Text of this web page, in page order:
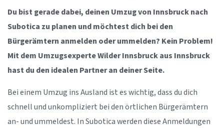
Du bist gerade dabei, deinen Umzug von Innsbruck nach
Subotica zu planen und möchtest dich bei den
Bürgerämtern anmelden oder ummelden? Kein Problem!
Mit dem Umzugsexperte Wilder Innsbruck aus Innsbruck
hast du den idealen Partner an deiner Seite.
Bei einem Umzug ins Ausland ist es wichtig, dass du dich
schnell und unkompliziert bei den örtlichen Bürgerämtern
an- und ummeldest. In Subotica werden diese Anmeldungen